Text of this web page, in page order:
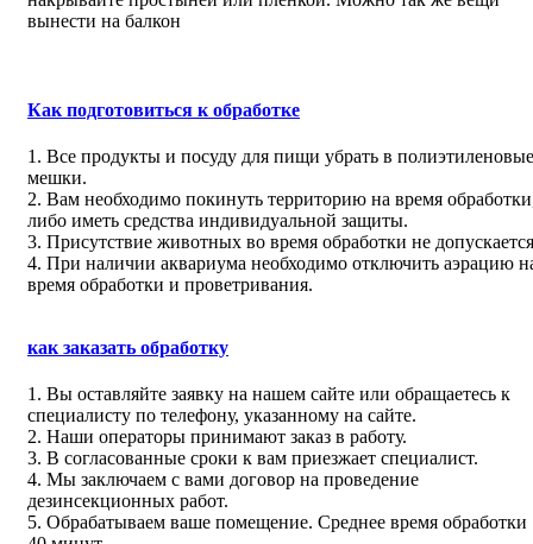
вынести на балкон
Как подготовиться к обработке
1. Все продукты и посуду для пищи убрать в полиэтиленовые
мешки.
2. Вам необходимо покинуть территорию на время
либо иметь средства индивидуальной защиты.
3. Присутствие животных во время обработки не
4. При наличии аквариума необходимо отключить аэрацию
время обработки и проветривания.
как заказать обработку
1. Вы оставляйте заявку на нашем сайте или обращаетесь к
специалисту по телефону, указанному на сайте.
2. Наши операторы принимают заказ в работу.
3. В согласованные сроки к вам приезжает специалист.
4. Мы заключаем с вами договор на проведение
дезинсекционных работ.
5. Обрабатываем ваше помещение. Среднее время обработки
Политика конфиденциальности Пользовательское соглашение